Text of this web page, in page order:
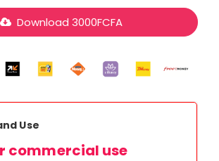
Download 3000FCFA
Use
commercial use